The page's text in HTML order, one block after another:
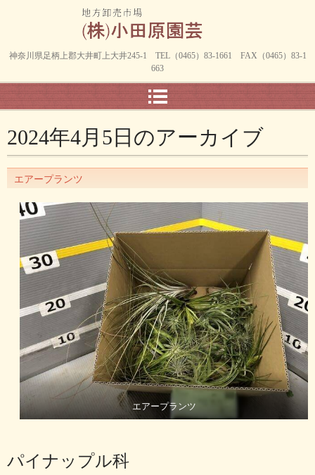
神奈川県足柄上郡大井町上大井245-1 TEL（0465）83-1661 FAX（0465）83-1
663
2024年4月5日 のアーカイブ
エアープランツ
エアープランツ
パイナップル科